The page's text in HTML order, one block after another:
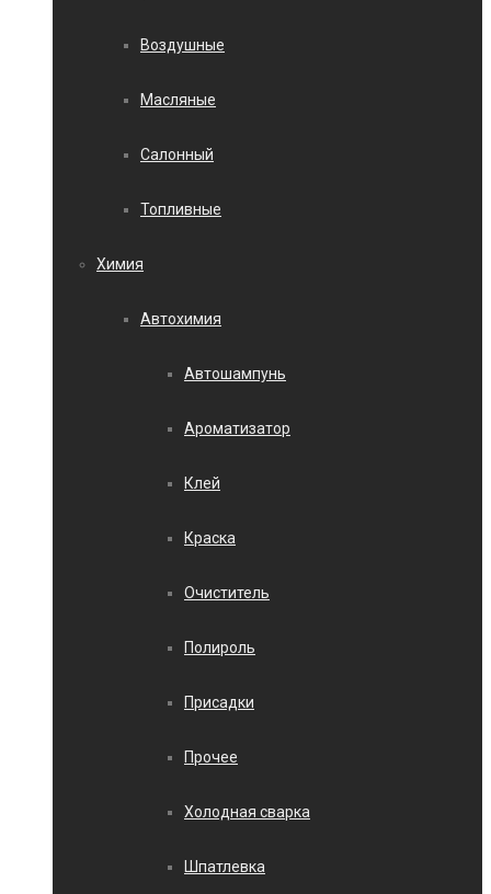
Воздушные
Масляные
Салонный
Топливные
Химия
Автохимия
Автошампунь
Ароматизатор
Клей
Краска
Очиститель
Полироль
Присадки
Прочее
Холодная сварка
Шпатлевка